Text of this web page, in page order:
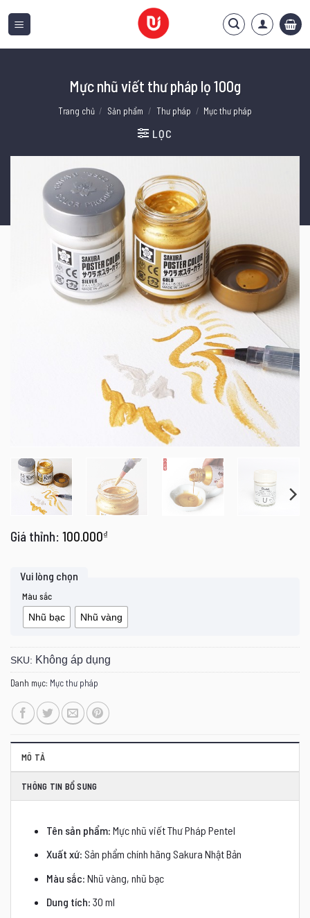
qua
Mực nhũ viết thư pháp lọ 100g
Trang chủ / Sản phẩm / Thư pháp / Mực thư pháp
LỌC
100.000₫
Màu sắc
Nhũ bạc
Nhũ vàng
SKU: Không áp dụng
Danh mục: Mực thư pháp
MÔ TẢ
THÔNG TIN BỔ SUNG
Tên sản phẩm: Mực nhũ viết Thư Pháp Pentel
Xuất xứ: Sản phẩm chính hãng Sakura Nhật Bản
Màu sắc: Nhũ vàng, nhũ bạc
Dung tích: 30 ml